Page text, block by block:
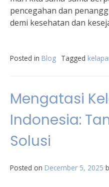
pencegahan dan
demi kesehatan dan
Posted in Blog Tagged
Mengatasi
Indonesia:
Solusi
Posted on December 5, 2025